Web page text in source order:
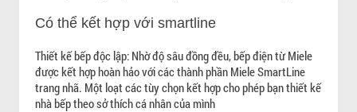
Có thể kết hợp với smartline
Thiết kế bếp độc lập: Nhờ độ sâu đồng đều, bếp điện từ Miele
được kết hợp hoàn hảo với các thành phần Miele SmartLine
trang nhã. Một loạt các tùy chọn kết hợp cho phép bạn thiết kế
nhà bếp theo sở thích cá nhân của mình